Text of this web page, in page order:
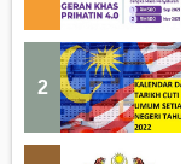
2